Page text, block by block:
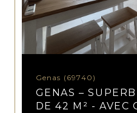
Genas (69740)
GENAS –
DE 42 M² - AVEC